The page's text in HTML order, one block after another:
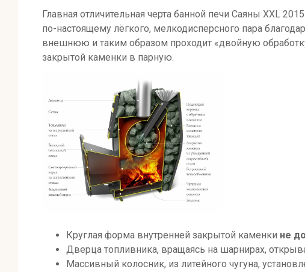
Главная отличительная черта банной печи Саяны XXL
по-настоящему лёгкого, мелкодисперсного пара
внешнюю и таким образом проходит «двойную
закрытой каменки в парную.
Круглая форма внутренней закрытой каменки не
Дверца топливника, вращаясь на шарнирах,
Массивный колосник, из литейного чугуна,